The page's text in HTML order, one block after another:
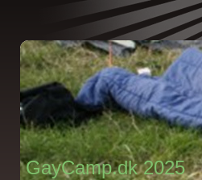
GayCamp.dk 2025